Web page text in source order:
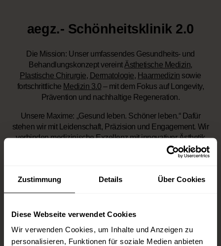
Zustimmung Details Über Cookies
Diese Webseite verwendet Cookies
Wir verwenden Cookies, um Inhalte und Anzeigen zu
personalisieren, Funktionen für soziale Medien anbieten
aegz.- Schönheitsklinik 2.0
Die Mission: Unser umfassendes Gesundheits- und
Behandlungskonzept vereintÄsthetische Medizin,
Plastische Chirurgie, Dermatologie, Haarmedizin sowie
fortschrittliche Medizin 3.0 – mit dem Fokus auf Longevity,
Prävention und nachhaltige Regeneration.
Unsere Maxime: „Gesund leben. Schöner leben.“ Dafür
stehen wir mit Leidenschaft, Präzision und Engagement. Wir
verbinden medizinische Exzellenz mit innovativer Ästhetik
und einem zukunftsweisenden Anspruch an ganzheitliche